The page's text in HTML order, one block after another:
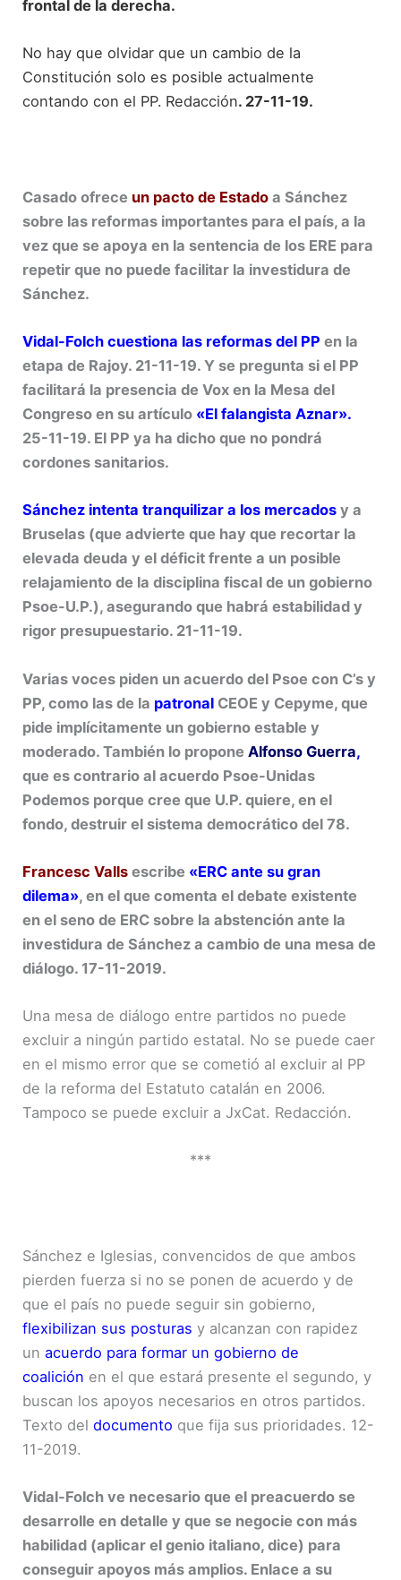
frontal de la derecha.
No hay que olvidar que un cambio de la
Constitución solo es posible actualmente
contando con el PP. Redacción. 27-11-19.
Casado ofrece un pacto de Estado a Sánchez
sobre las reformas importantes para el país, a la
vez que se apoya en la sentencia de los ERE para
repetir que no puede facilitar la investidura de
Sánchez.
Vidal-Folch cuestiona las reformas del PP en la
etapa de Rajoy. 21-11-19. Y se pregunta si el PP
facilitará la presencia de Vox en la Mesa del
Congreso en su artículo «El falangista Aznar».
25-11-19. El PP ya ha dicho que no pondrá
cordones sanitarios.
Sánchez intenta tranquilizar a los mercados y a
Bruselas (que advierte que hay que recortar la
elevada deuda y el déficit frente a un posible
relajamiento de la disciplina fiscal de un gobierno
Psoe-U.P.), asegurando que habrá estabilidad y
rigor presupuestario. 21-11-19.
Varias voces piden un acuerdo del Psoe con C’s y
PP, como las de la patronal CEOE y Cepyme, que
pide implícitamente un gobierno estable y
moderado. También lo proponeAlfonso Guerra,
que es contrario al acuerdo Psoe-Unidas
Podemos porque cree que U.P. quiere, en el
fondo, destruir el sistema democrático del 78.
Francesc Valls escribe «ERC ante su gran
dilema», en el que comenta el debate existente
en el seno de ERC sobre la abstención ante la
investidura de Sánchez a cambio de una mesa de
diálogo. 17-11-2019.
Una mesa de diálogo entre partidos no puede
excluir a ningún partido estatal. No se puede caer
en el mismo error que se cometió al excluir al PP
de la reforma del Estatuto catalán en 2006.
Tampoco se puede excluir a JxCat. Redacción.
***
Sánchez e Iglesias, convencidos de que ambos
pierden fuerza si no se ponen de acuerdo y de
que el país no puede seguir sin gobierno,
flexibilizan sus posturasy alcanzan con rapidez
unacuerdo para formar un gobierno de
coalición en el que estará presente el segundo, y
buscan los apoyos necesarios en otros partidos.
Texto deldocumento que fija sus prioridades. 12-
11-2019.
Vidal-Folch ve necesario que el preacuerdo se
desarrolle en detalle y que se negocie con más
habilidad (aplicar el genio italiano, dice) para
conseguir apoyos más amplios. Enlace a su